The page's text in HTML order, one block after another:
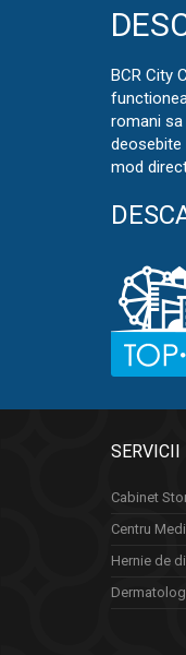
BCR City
romani
mod
SERVICII
Cabinet
Centru
Hernie de